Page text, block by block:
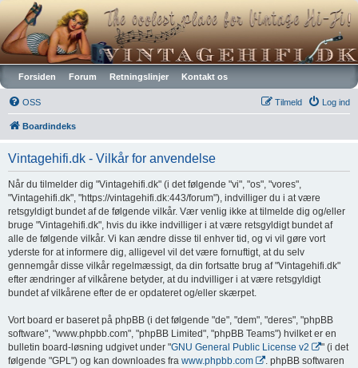
Vintagehifi.dk
Forsiden Forum Retningslinjer Kontakt os
OSS Log ind
Tilmeld
Boardindeks
Vintagehifi.dk - Vilkår for anvendelse
Når du tilmelder dig "Vintagehifi.dk" (i det følgende "vi", "os", "vores",
"Vintagehifi.dk", "https://vintagehifi.dk:443/forum"), indvilliger du i at være
retsgyldigt bundet af de følgende vilkår. Vær venlig ikke at tilmelde dig og/eller
bruge "Vintagehifi.dk", hvis du ikke indvilliger i at være retsgyldigt bundet af
alle de følgende vilkår. Vi kan ændre disse til enhver tid, og vi vil gøre vort
yderste for at informere dig, alligevel vil det være fornuftigt, at du selv
gennemgår disse vilkår regelmæssigt, da din fortsatte brug af "Vintagehifi.dk"
efter ændringer af vilkårene betyder, at du indvilliger i at være retsgyldigt
bundet af vilkårene efter de er opdateret og/eller skærpet.
Vort board er baseret på phpBB (i det følgende "de", "dem", "deres", "phpBB
software", "www.phpbb.com", "phpBB Limited", "phpBB Teams") hvilket er en
bulletin board-løsning udgivet under "GNU General Public License v2
" (i det
følgende "GPL") og kan downloades fra www.phpbb.com
. phpBB softwaren